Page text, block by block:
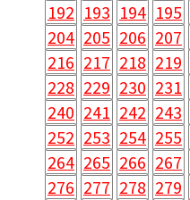
192 193 194 195
204 205 206 207
216 217 218 219
228 229 230 231
240 241 242 243
252 253 254 255
264 265 266 267
276 277 278 279